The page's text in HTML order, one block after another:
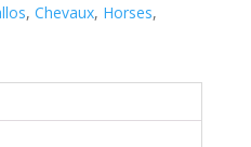
, Chevaux, Horses,